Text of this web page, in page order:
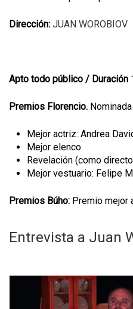
Dirección: JUAN WOROBIOV
Apto todo público / Duración
Premios Florencio.
Mejor actriz: Andrea
Mejor elenco
Revelación (como
Mejor vestuario: Felipe
Premios Búho: Premio mejor
Entrevista a Juan
C